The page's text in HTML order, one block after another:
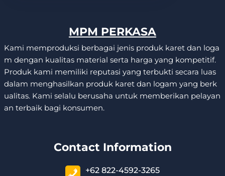
MPM PERKASA
Kami memproduksi berbagai jenis produk karet dan loga
m dengan kualitas material serta harga yang kompetitif.
Produk kami memiliki reputasi yang terbukti secara luas
dalam menghasilkan produk karet dan logam yang berk
ualitas. Kami selalu berusaha untuk memberikan pelayan
an terbaik bagi konsumen.
Contact Information
+62 822-4592-3265